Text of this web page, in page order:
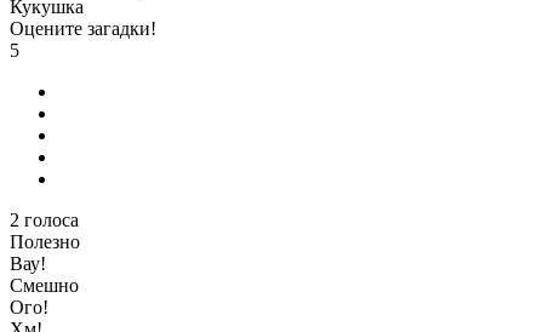
Кукушка
Оцените загадки!
5
2 голоса
Полезно
Вау!
Смешно
Ого!